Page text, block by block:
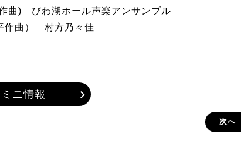
曲) びわ湖ホール声楽アンサンブル
作曲） 村方乃々佳
ミニ情報
次へ